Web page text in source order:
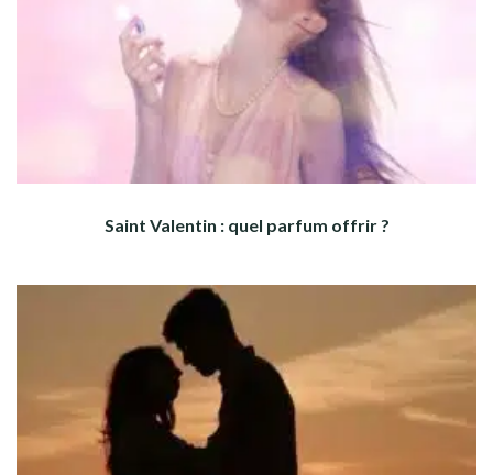
Saint Valentin : quel parfum offrir ?